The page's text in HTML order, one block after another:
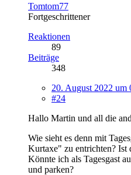
Tomtom77
Fortgeschrittener
Reaktionen
89
Beiträge
348
20. August 2022 um
#24
Hallo Martin und all die
Wie sieht es denn mit
Kurtaxe" zu entrichten? Ist
Könnte ich als Tagesgast
und parken?